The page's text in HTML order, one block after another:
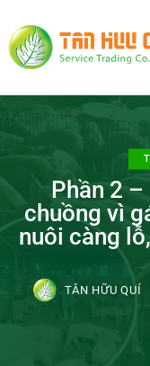
Phần 2
chuồng vì
nuôi càng
TÂN HỮU QUÍ